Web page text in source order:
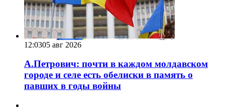
12:0305 авг 2026
А.Петрович: почти в каждом молдавском
городе и селе есть обелиски в память о
павших в годы войны